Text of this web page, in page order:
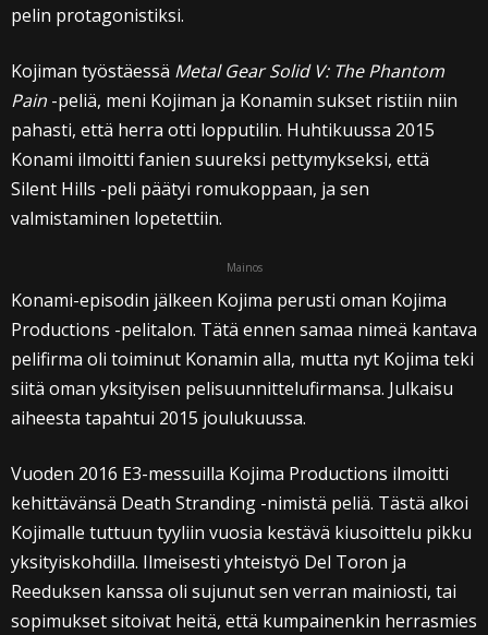
pelin protagonistiksi.
Kojiman työstäessä Metal Gear Solid V: The Phantom
Pain -peliä, meni Kojiman ja Konamin sukset ristiin niin
pahasti, että herra otti lopputilin. Huhtikuussa 2015
Konami ilmoitti fanien suureksi pettymykseksi, että
Silent Hills -peli päätyi romukoppaan, ja sen
valmistaminen lopetettiin.
Mainos
Konami-episodin jälkeen Kojima perusti oman Kojima
Productions -pelitalon. Tätä ennen samaa nimeä kantava
pelifirma oli toiminut Konamin alla, mutta nyt Kojima teki
siitä oman yksityisen pelisuunnittelufirmansa. Julkaisu
aiheesta tapahtui 2015 joulukuussa.
Vuoden 2016 E3-messuilla Kojima Productions ilmoitti
kehittävänsä Death Stranding -nimistä peliä. Tästä alkoi
Kojimalle tuttuun tyyliin vuosia kestävä kiusoittelu pikku
yksityiskohdilla. Ilmeisesti yhteistyö Del Toron ja
Reeduksen kanssa oli sujunut sen verran mainiosti, tai
sopimukset sitoivat heitä, että kumpainenkin herrasmies